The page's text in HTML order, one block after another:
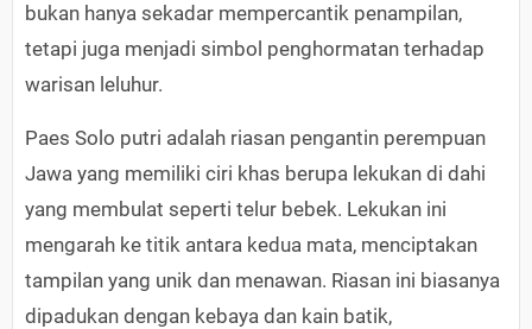
bukan hanya sekadar mempercantik penampilan,
tetapi juga menjadi simbol penghormatan terhadap
warisan leluhur.
Paes Solo putri adalah riasan pengantin perempuan
Jawa yang memiliki ciri khas berupa lekukan di dahi
yang membulat seperti telur bebek. Lekukan ini
mengarah ke titik antara kedua mata, menciptakan
tampilan yang unik dan menawan. Riasan ini biasanya
dipadukan dengan kebaya dan kain batik,